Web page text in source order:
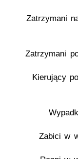
Zatrzymani
Zatrzymani
Kierujący
Zabici w